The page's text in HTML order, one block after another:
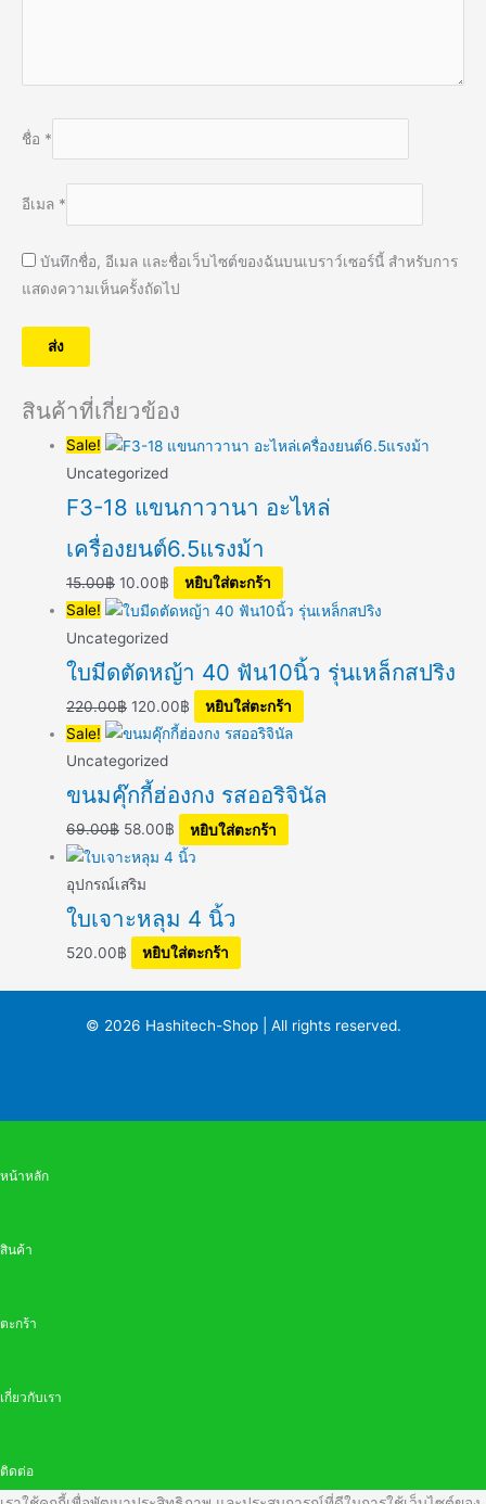
ชื่อ *
อีเมล *
บันทึกชื่อ, อีเมล และชื่อเว็บไซต์ของฉันบนเบราว์เซอร์นี้ สำหรับการ
แสดงความเห็นครั้งถัดไป
สินค้าที่เกี่ยวข้อง
Sale!
Uncategorized
F3-18 แขนกาวานา อะไหล่
เครื่องยนต์6.5แรงม้า
15.00฿ 10.00฿
หยิบใส่ตะกร้า
Sale!
Uncategorized
ใบมีดตัดหญ้า 40 ฟัน10นิ้ว รุ่นเหล็กสปริง
220.00฿ 120.00฿
หยิบใส่ตะกร้า
Sale!
Uncategorized
ขนมคุ๊กกี้ฮ่องกง รสออริจินัล
69.00฿ 58.00฿ หยิบใส่ตะกร้า
อุปกรณ์เสริม
ใบเจาะหลุม 4 นิ้ว
520.00฿ หยิบใส่ตะกร้า
© 2026 Hashitech-Shop | All rights reserved.
หน้าหลัก
สินค้า
ตะกร้า
เกี่ยวกับเรา
ติดต่อ